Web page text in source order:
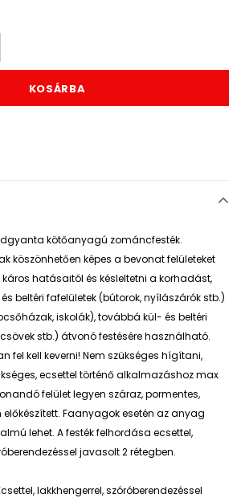
kötőanyagú zománcfesték.
köszönhetően képes a bevonat felületeket
hatásaitól és késleltetni a korhadást,
beltéri fafelületek (bútorok, nyílászárók stb.)
iskolák), továbbá kül- és beltéri
csövek stb.) átvonó festésére használható.
fel kell keverni! Nem szükséges hígítani,
ecsettel történő alkalmazáshoz max
felület legyen száraz, pormentes,
előkészített. Faanyagok esetén az anyag
lehet. A festék felhordása ecsettel,
javasolt 2 rétegben.
lakkhengerrel, szóróberendezéssel